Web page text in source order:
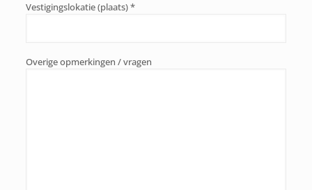
Vestigingslokatie (plaats) *
Overige opmerkingen / vragen